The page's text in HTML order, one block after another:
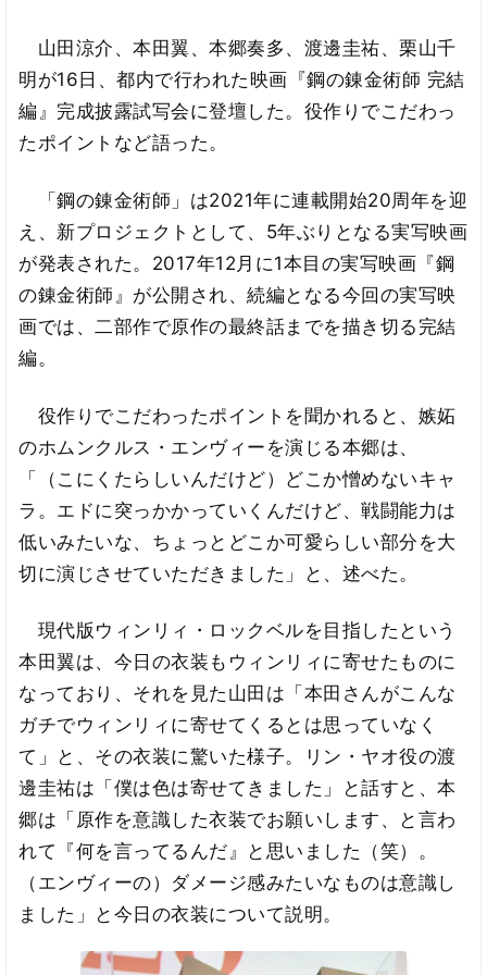
山田涼介、本田翼、本郷奏多、渡邊圭祐、栗山千
明が16日、都内で行われた映画『鋼の錬金術師 完結
編』完成披露試写会に登壇した。役作りでこだわっ
たポイントなど語った。
「鋼の錬金術師」は2021年に連載開始20周年を迎
え、新プロジェクトとして、5年ぶりとなる実写映画
が発表された。2017年12月に1本目の実写映画『鋼
の錬金術師』が公開され、続編となる今回の実写映
画では、二部作で原作の最終話までを描き切る完結
編。
役作りでこだわったポイントを聞かれると、嫉妬
のホムンクルス・エンヴィーを演じる本郷は、
「（こにくたらしいんだけど）どこか憎めないキャ
ラ。エドに突っかかっていくんだけど、戦闘能力は
低いみたいな、ちょっとどこか可愛らしい部分を大
切に演じさせていただきました」と、述べた。
現代版ウィンリィ・ロックベルを目指したという
本田翼は、今日の衣装もウィンリィに寄せたものに
なっており、それを見た山田は「本田さんがこんな
ガチでウィンリィに寄せてくるとは思っていなく
て」と、その衣装に驚いた様子。リン・ヤオ役の渡
邊圭祐は「僕は色は寄せてきました」と話すと、本
郷は「原作を意識した衣装でお願いします、と言わ
れて『何を言ってるんだ』と思いました（笑）。
（エンヴィーの）ダメージ感みたいなものは意識し
ました」と今日の衣装について説明。